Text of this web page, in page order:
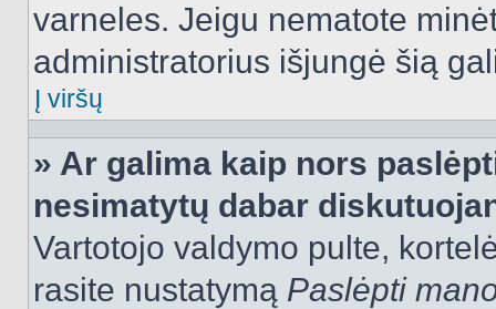
varneles. Jeigu nematote
administratorius išjungė šią
Į viršų
» Ar galima kaip nors
nesimatytų dabar
Vartotojo valdymo pulte,
rasite nustatymą Paslėpti